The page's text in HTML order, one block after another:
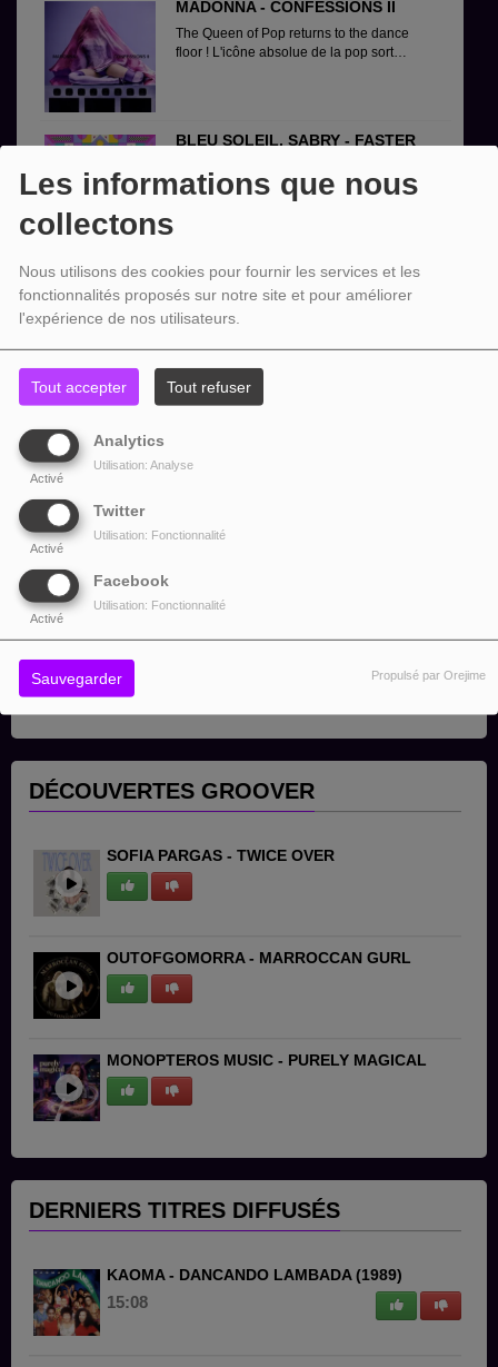
Les informations que nous
collectons
Nous utilisons des cookies pour fournir les services et les
fonctionnalités proposés sur notre site et pour améliorer
l'expérience de nos utilisateurs.
Tout accepter Tout refuser
Analytics
Activé
Utilisation: Analyse
Twitter
Activé
Utilisation: Fonctionnalité
Facebook
Activé
Utilisation: Fonctionnalité
Sauvegarder Propulsé par Orejime
MADONNA - CONFESSIONS II
The Queen of Pop returns to the dance
floor ! L'icône absolue de la pop sort
BLEU SOLEIL, SABRY - FASTER
avec la chanteuse Cleo, Bleu Soleil est
de retour avec un nouveau single
NOUVEAUTÉS
DÉCOUVERTES GROOVER
SOFIA PARGAS - TWICE OVER
OUTOFGOMORRA - MARROCCAN GURL
MONOPTEROS MUSIC - PURELY MAGICAL
DERNIERS TITRES DIFFUSÉS
KAOMA - DANCANDO LAMBADA (1989)
15:08